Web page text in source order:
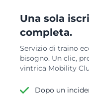
Una sola
completa.
Servizio di traino
bisogno. Un clic,
vintrica Mobility
Dopo un